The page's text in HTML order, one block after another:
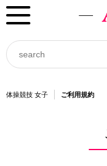
体操競技 女子 ご利用規約